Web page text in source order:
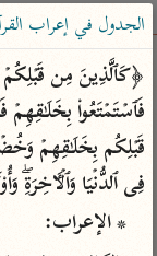
بحث تفسير
for results.
الجدول في إعراب
فِی ٱلدُّنۡیَا وَٱلۡـَٔاخِرَةِۖ
* الإعراب: